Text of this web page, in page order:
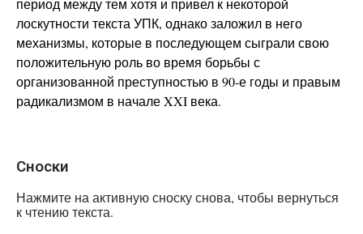
период между тем хотя и привел к некоторой
лоскутности текста УПК, однако заложил в него
механизмы, которые в последующем сыграли свою
положительную роль во время борьбы с
организованной преступностью в 90-е годы и правым
радикализмом в начале XXI века.
Сноски
Нажмите на активную сноску снова, чтобы вернуться
к чтению текста.